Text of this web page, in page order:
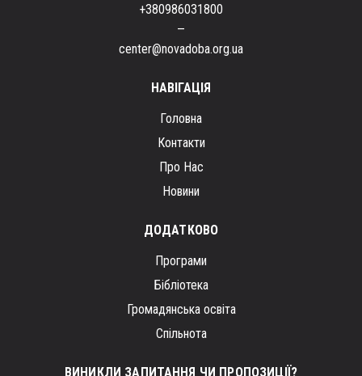
+380986031800
–
center@novadoba.org.ua
НАВІГАЦІЯ
Головна
Контакти
Про Нас
Новини
ДОДАТКОВО
Програми
Бібліотека
Громадянська освіта
Спільнота
ВИНИКЛИ ЗАПИТАННЯ ЧИ ПРОПОЗИЦІЇ?